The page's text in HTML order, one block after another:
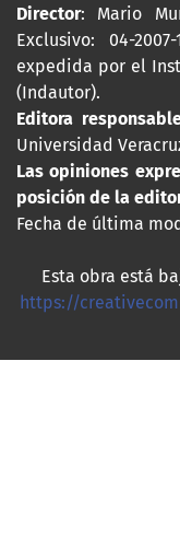
Director: Mario
Exclusivo: 04-2007-
expedida por el
(Indautor).
Editora
Universidad
Las opiniones
posición de la
Fecha de última
Esta obra está
https://